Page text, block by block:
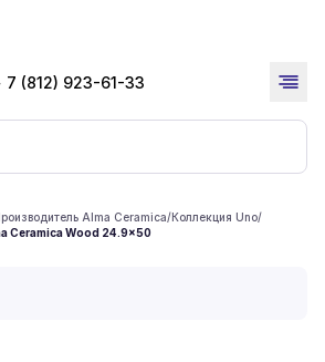
7 (812) 923-61-33
Alma Ceramica/Коллекция Uno/
Ceramica Wood 24.9x50